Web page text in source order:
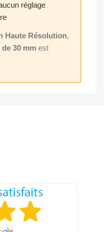
réglage
Haute Résolution,
30 mm est